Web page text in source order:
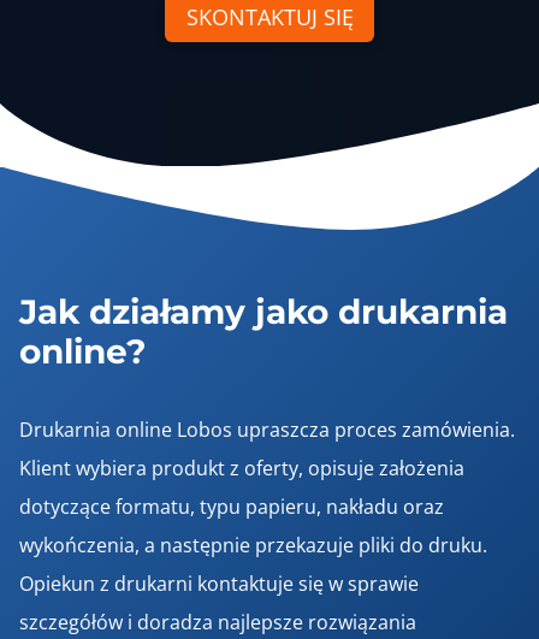
SKONTAKTUJ SIĘ
Jak działamy jako drukarnia
online?
Drukarnia online Lobos upraszcza proces zamówienia.
Klient wybiera produkt z oferty, opisuje założenia
dotyczące formatu, typu papieru, nakładu oraz
wykończenia, a następnie przekazuje pliki do druku.
Opiekun z drukarni kontaktuje się w sprawie
szczegółów i doradza najlepsze rozwiązania